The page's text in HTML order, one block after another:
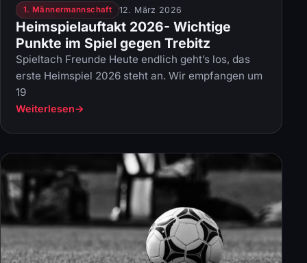
1. Männermannschaft 12. März 2026
Heimspielauftakt 2026- Wichtige
Punkte im Spiel gegen Trebitz
Spieltach Freunde Heute endlich geht’s los, das
erste Heimspiel 2026 steht an. Wir empfangen um
19
Weiterlesen